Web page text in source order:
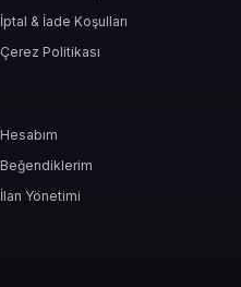
İptal & İade Koşulları
Çerez Politikası
Hesabım
Beğendiklerim
İlan Yönetimi